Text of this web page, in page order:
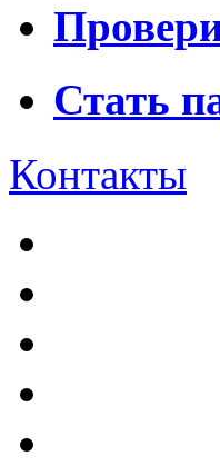
Стать
Контакты